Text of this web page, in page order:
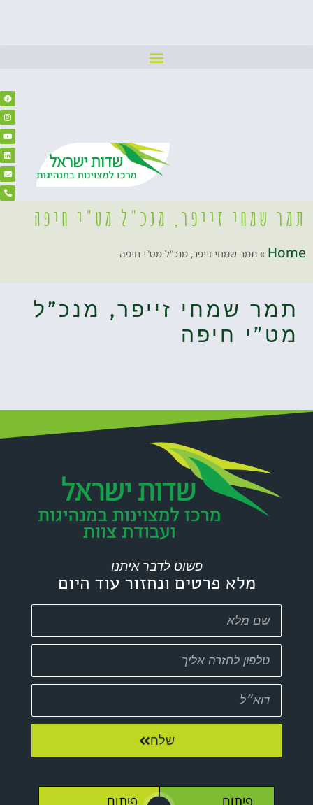
תמר שמחי זייפר, מנכ"ל מט"י חיפה
Home
» תמר שמחי זייפר, מנכ"ל מט"י חיפה
תמר שמחי זייפר, מנכ”ל
מט”י חיפה
פשוט לדבר איתנו
מלא פרטים ונחזור עוד היום
שלח